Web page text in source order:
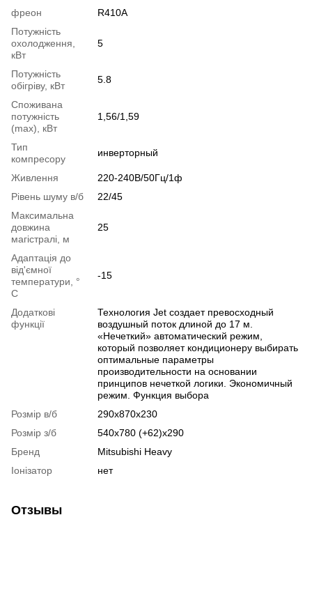
фреон
R410A
Потужність
охолодження,
кВт
5
Потужність
обігріву, кВт
5.8
Споживана
потужність
(max), кВт
1,56/1,59
Тип
компресору
инверторный
Живлення
220-240В/50Гц/1ф
Рівень шуму в/б
22/45
Максимальна
довжина
магістралі, м
25
Адаптація до
від'ємної
температури, °
C
-15
Додаткові
функції
Технология Jet создает превосходный
воздушный поток длиной до 17 м.
«Нечеткий» автоматический режим,
который позволяет кондиционеру выбирать
оптимальные параметры
производительности на основании
принципов нечеткой логики. Экономичный
режим. Функция выбора
Розмір в/б
290x870x230
Розмір з/б
540x780 (+62)x290
Бренд
Mitsubishi Heavy
Іонізатор
нет
Отзывы